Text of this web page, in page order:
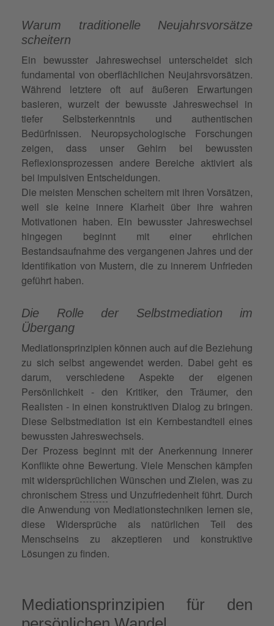
Warum traditionelle Neujahrsvorsätze
scheitern
Ein bewusster Jahreswechsel unterscheidet sich
fundamental von oberflächlichen Neujahrsvorsätzen.
Während letztere oft auf äußeren Erwartungen
basieren, wurzelt der bewusste Jahreswechsel in
tiefer Selbsterkenntnis und authentischen
Bedürfnissen. Neuropsychologische Forschungen
zeigen, dass unser Gehirn bei bewussten
Reflexionsprozessen andere Bereiche aktiviert als
bei impulsiven Entscheidungen.
Die meisten Menschen scheitern mit ihren Vorsätzen,
weil sie keine innere Klarheit über ihre wahren
Motivationen haben. Ein bewusster Jahreswechsel
hingegen beginnt mit einer ehrlichen
Bestandsaufnahme des vergangenen Jahres und der
Identifikation von Mustern, die zu innerem Unfrieden
geführt haben.
Die Rolle der Selbstmediation im
Übergang
Mediationsprinzipien können auch auf die Beziehung
zu sich selbst angewendet werden. Dabei geht es
darum, verschiedene Aspekte der eigenen
Persönlichkeit - den Kritiker, den Träumer, den
Realisten - in einen konstruktiven Dialog zu bringen.
Diese Selbstmediation ist ein Kernbestandteil eines
bewussten Jahreswechsels.
Der Prozess beginnt mit der Anerkennung innerer
Konflikte ohne Bewertung. Viele Menschen kämpfen
mit widersprüchlichen Wünschen und Zielen, was zu
chronischem Stress und Unzufriedenheit führt. Durch
die Anwendung von Mediationstechniken lernen sie,
diese Widersprüche als natürlichen Teil des
Menschseins zu akzeptieren und konstruktive
Lösungen zu finden.
Mediationsprinzipien für den